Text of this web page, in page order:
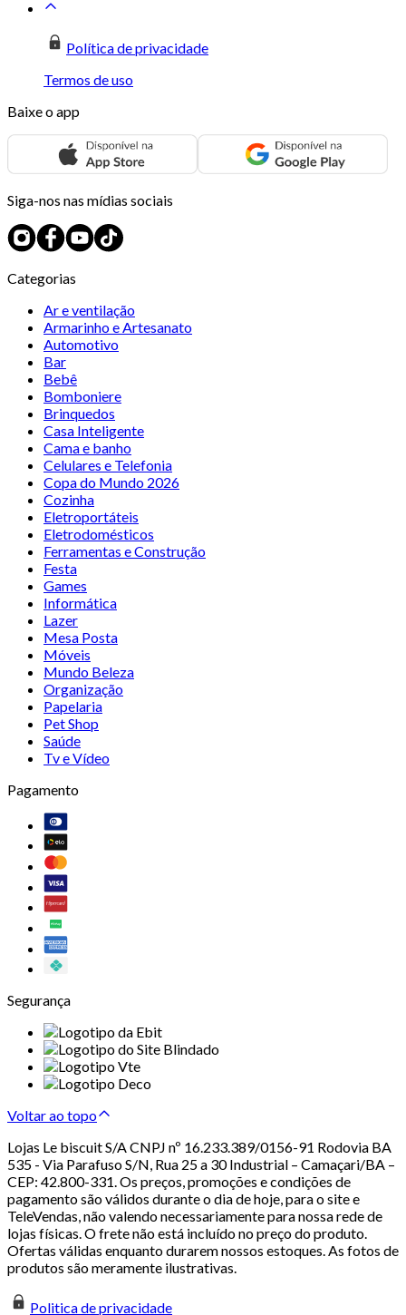
Política de privacidade
Termos de uso
Baixe o app
Siga-nos nas mídias sociais
Categorias
Ar e ventilação
Armarinho e Artesanato
Automotivo
Bar
Bebê
Bomboniere
Brinquedos
Casa Inteligente
Cama e banho
Celulares e Telefonia
Copa do Mundo 2026
Cozinha
Eletroportáteis
Eletrodomésticos
Ferramentas e Construção
Festa
Games
Informática
Lazer
Mesa Posta
Móveis
Mundo Beleza
Organização
Papelaria
Pet Shop
Saúde
Tv e Vídeo
Pagamento
Segurança
Voltar ao topo
Lojas Le biscuit S/A CNPJ nº 16.233.389/0156-91 Rodovia BA
535 - Via Parafuso S/N, Rua 25 a 30 Industrial – Camaçari/BA –
CEP: 42.800-331. Os preços, promoções e condições de
pagamento são válidos durante o dia de hoje, para o site e
TeleVendas, não valendo necessariamente para nossa rede de
lojas físicas. O frete não está incluído no preço do produto.
Ofertas válidas enquanto durarem nossos estoques. As fotos de
produtos são meramente ilustrativas.
Politica de privacidade